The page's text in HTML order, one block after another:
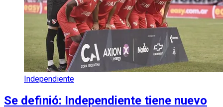
Independiente
Se definió: Independiente tiene nuevo